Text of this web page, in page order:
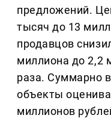
предложений.
тысяч до 13
продавцов
миллиона до 2,2
раза. Суммарно
объекты
миллионов